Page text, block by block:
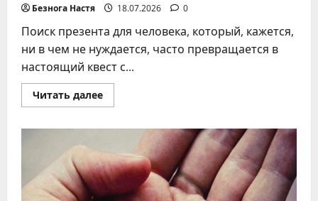
Безнога Настя 18.07.2026 0
Поиск презента для человека, который, кажется,
ни в чем не нуждается, часто превращается в
настоящий квест с...
Читать далееПрочитать
больше
у
кого
все
есть:
как